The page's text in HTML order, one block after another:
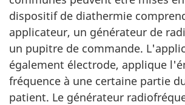
dispositif de diathermie
applicateur, un générateur de
un pupitre de commande.
également électrode, applique
fréquence à une certaine partie
patient. Le générateur